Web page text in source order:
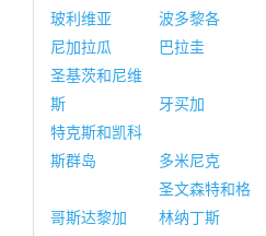
玻利维亚
波多黎各
尼加拉瓜
巴拉圭
圣基茨和尼维
斯
牙买加
特克斯和凯科
斯群岛
多米尼克
哥斯达黎加
圣文森特和格
林纳丁斯